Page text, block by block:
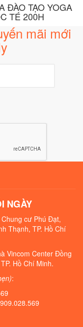
ĐÀO TẠO YOGA
TÉ 200H
mãi mới
NGÀY
cư Phú Đạt,
Thạnh, TP. Hồ Chí
Vincom Center Đồng
Hồ Chí Minh.
: